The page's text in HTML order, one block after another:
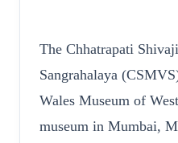
The Chhatrapati
Sangrahalaya
Wales Museum of
museum in Mumbai,